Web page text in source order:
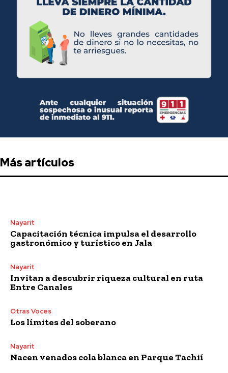
Más artículos
Nayarit
Capacitación técnica impulsa el desarrollo
gastronómico y turístico en Jala
Nayarit
Invitan a descubrir riqueza cultural en ruta
Entre Canales
Otras Voces
Los límites del soberano
Nayarit
Nacen venados cola blanca en Parque Tachií